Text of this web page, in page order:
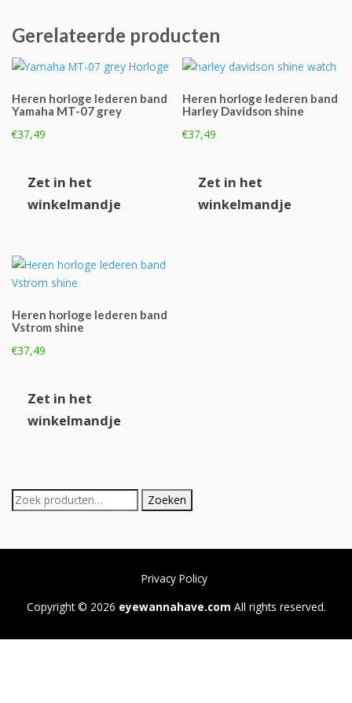
Gerelateerde producten
Heren horloge lederen band
Yamaha MT-07 grey
€37,49
Zet in het
winkelmandje
Heren horloge lederen band
Harley Davidson shine
€37,49
Zet in het
winkelmandje
Heren horloge lederen band
Vstrom shine
€37,49
Zet in het
winkelmandje
Zoeken
naar:
Zoeken
Privacy Policy
Copyright © 2026 eyewannahave.com All rights reserved.